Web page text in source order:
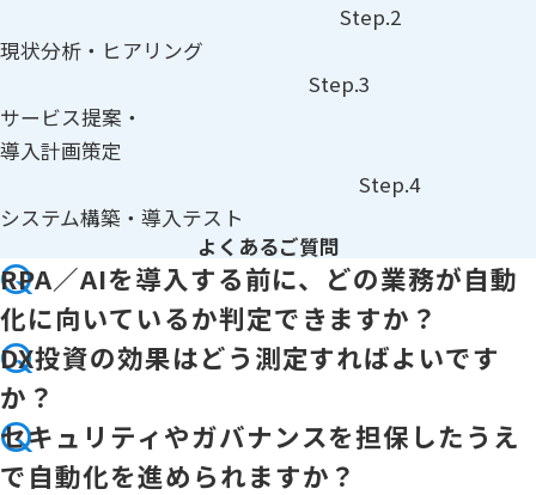
Step.2
現状分析・ヒアリング
Step.3
サービス提案・
導入計画策定
Step.4
システム構築・導入テスト
よくあるご質問
RPA／AIを導入する前に、どの業務が自動
化に向いているか判定できますか？
DX投資の効果はどう測定すればよいです
か？
セキュリティやガバナンスを担保したうえ
で自動化を進められますか？